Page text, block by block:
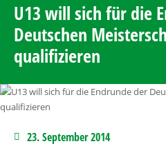
U13 will sich für die
Deutschen
qualifizieren
23. September 2014